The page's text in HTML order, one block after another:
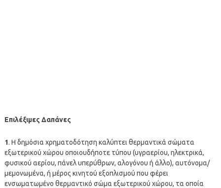
Επιλέξιμες Δαπάνες
1. Η δημόσια χρηματοδότηση καλύπτει θερμαντικά σώματα
εξωτερικού χώρου οποιουδήποτε τύπου (υγραερίου, ηλεκτρικά,
φυσικού αερίου, πάνελ υπερύθρων, αλογόνου ή άλλο), αυτόνομα/
μεμονωμένα, ή μέρος κινητού εξοπλισμού που φέρει
ενσωματωμένο θερμαντικό σώμα εξωτερικού χώρου, τα οποία